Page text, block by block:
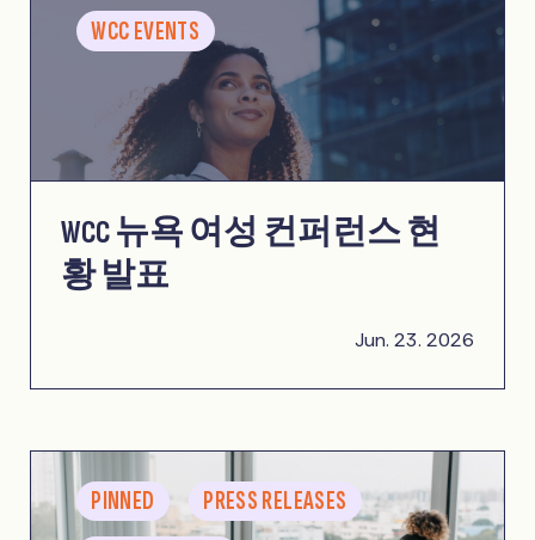
WCC EVENTS
WCC 뉴욕 여성 컨퍼런스 현
황 발표
Jun. 23. 2026
PINNED
PRESS RELEASES